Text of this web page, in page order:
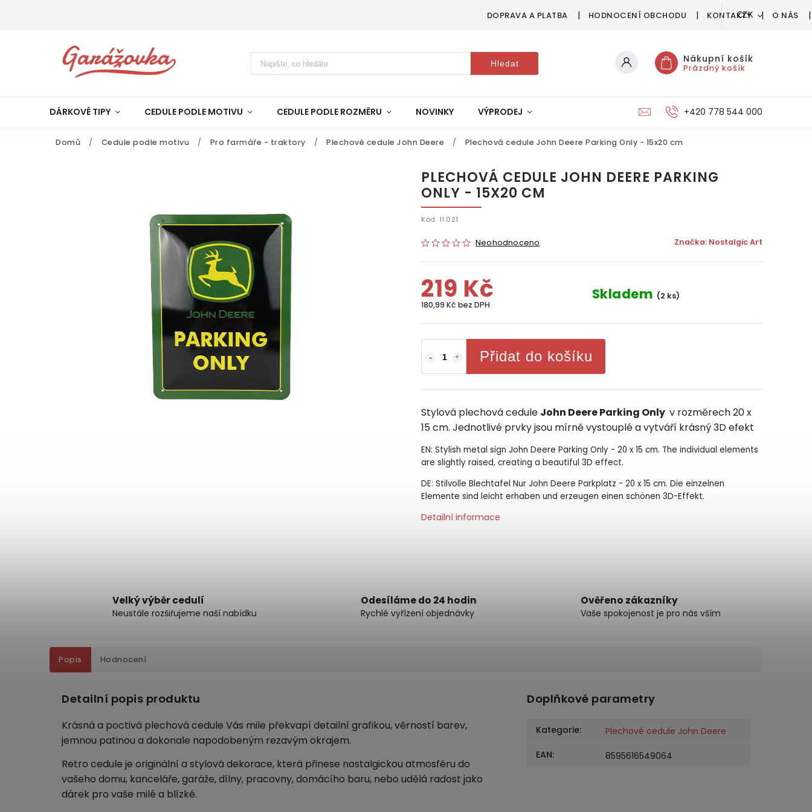
DOPRAVA A PLATBA HODNOCENÍ OBCHODU KONTAKTY O NÁS
CZK
Hledat Nákupní košík
Prázdný košík
DÁRKOVÉ TIPY CEDULE PODLE MOTIVU CEDULE PODLE ROZMĚRU NOVINKY VÝPRODEJ +420 778 544 000
Domů / Cedule podle motivu / Pro farmáře - traktory / Plechové cedule John Deere / Plechová cedule John Deere Parking Only - 15x20 cm
PLECHOVÁ CEDULE JOHN DEERE PARKING
ONLY - 15X20 CM
Kód: 11.021
Neohodnoceno Značka: Nostalgic Art
219 Kč
180,99 Kč bez DPH
Skladem (2 ks)
Přidat do košíku
Stylová plechová cedule John Deere Parking Only v rozměrech 20 x
15 cm. Jednotlivé prvky jsou mírně vystouplé a vytváří krásný 3D efekt
EN: Stylish metal sign John Deere Parking Only - 20 x 15 cm. The individual elements
are slightly raised, creating a beautiful 3D effect.
DE: Stilvolle Blechtafel Nur John Deere Parkplatz - 20 x 15 cm. Die einzelnen
Elemente sind leicht erhaben und erzeugen einen schönen 3D-Effekt.
Detailní informace
Velký výběr cedulí
Neustále rozšiřujeme naší nabídku
Odesíláme do 24 hodin
Rychlé vyřízení objednávky
Ověřeno zákazníky
Vaše spokojenost je pro nás vším
Popis Hodnocení
Detailní popis produktu
Krásná a poctivá plechová cedule Vás mile překvapí detailní grafikou, věrností barev,
jemnou patinou a dokonale napodobeným rezavým okrajem.
Retro cedule je originální a stylová dekorace, která přinese nostalgickou atmosféru do
vašeho domu, kanceláře, garáže, dílny, pracovny, domácího baru, nebo udělá radost jako
dárek pro vaše milé a blízké.
Doplňkové parametry
Kategorie:
Plechové cedule John Deere
EAN: 8595616549064